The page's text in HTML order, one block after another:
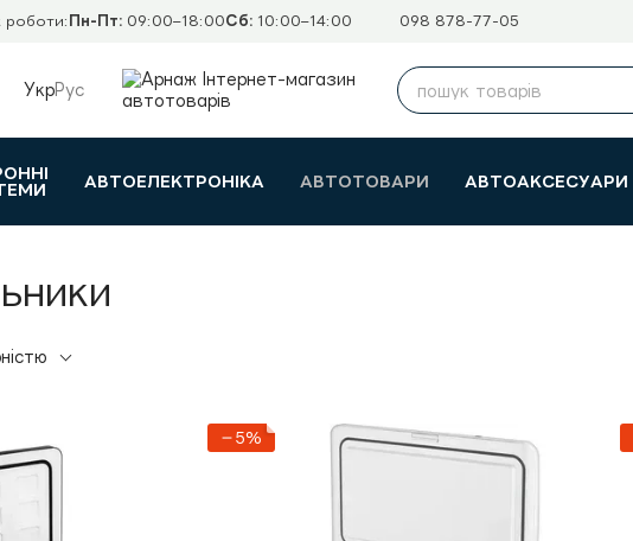
роботи: Пн-Пт: 09:00–18:00Сб: 10:00–14:00 098 878-77-05
УкрРус
АВТОЕЛЕКТРОНІКА АВТОТОВАРИ АВТОАКСЕСУАРИ
−5%